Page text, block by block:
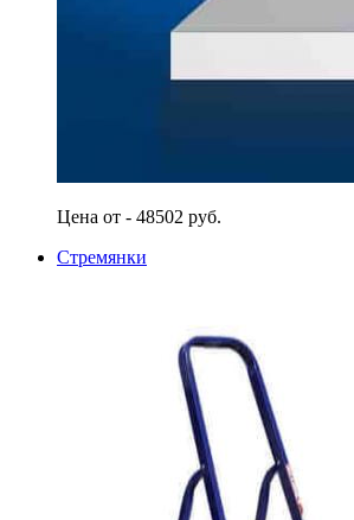
Цена от - 48502 руб.
Стремянки